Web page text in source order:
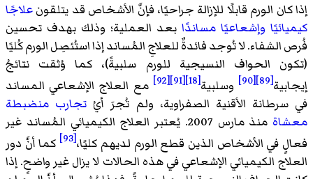
إذا كان الورم قابلًا للإزالة جراحيًا، فإنَّ الأشخاص قد يتلقونعلاجًا
كيميائيًا وإشعاعيًا مساندًا بعد العملية؛ وذلك بهدف تحسين
فُرص الشفاء. لا تُوجد فائدةٌ للعلاجِ المُساند إذا استُئصِل الورم كُليًا
(تكون الحواف النسيجية للورم سلبيةً)، كما وُثقت نتائجُ
إيجابية[89]
[90] وسلبية[18]
[91]
[92]
مع العلاج الإشعاعي المساند
في سرطانة الأقنية الصفراوية، ولم تُجرَ أيُ تجارب منضبطة
معشاة
منذ مارس 2007. يُعتبر العلاج الكيميائي المُساند غير
فعالٍ في الأشخاص الذين قطع الورم لديهم كليًا،[93]
كما أنَّ دور
العلاج الكيميائي الإشعاعي في هذه الحالات لا يزال غير واضحٍ. إذا